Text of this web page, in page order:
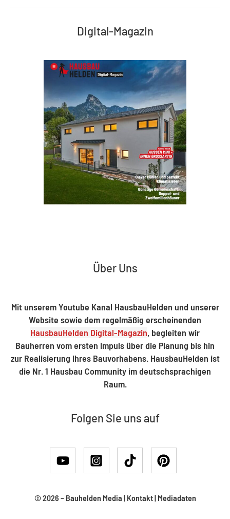
Digital-Magazin
Über Uns
Mit unserem Youtube Kanal HausbauHelden und unserer
Website sowie dem regelmäßig erscheinenden
HausbauHelden Digital-Magazin, begleiten wir
Bauherren vom ersten Impuls über die Planung bis hin
zur Realisierung Ihres Bauvorhabens. HausbauHelden ist
die Nr. 1 Hausbau Community im deutschsprachigen
Raum.
Folgen Sie uns auf
© 2026 – Bauhelden Media | Kontakt| Mediadaten